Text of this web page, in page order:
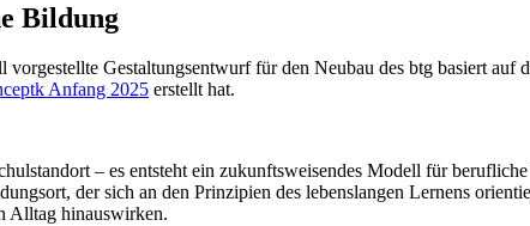
Bildung
Gestaltungsentwurf für den Neubau des btg basiert
Anfang 2025 erstellt hat.
– es entsteht ein zukunftsweisendes Modell für
der sich an den Prinzipien des lebenslangen Lernens
Alltag hinauswirken.